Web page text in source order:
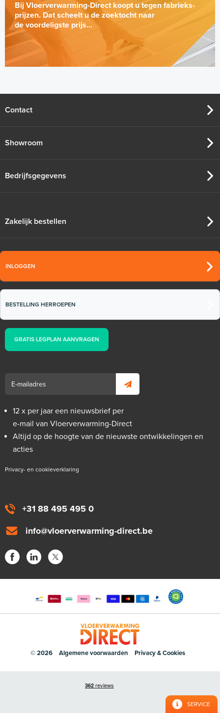
Bij Vloerverwarming-Direct koopt u tegen fabrieks-
prijzen. Dat scheelt u de zoektocht naar
de voordeligste prijs...
+31 88 495 495 0
info@vloerverwarming-direct.be
Contact
Showroom
Bedrijfsgegevens
Zakelijk bestellen
INLOGGEN
BESTELLING HERROEPEN
GRATIS LEGPLAN AANVRAGEN
12 x per jaar een nieuwsbrief per
e-mail van Vloerverwarming-Direct
Altijd op de hoogte van de nieuwste ontwikkelingen en
acties
Privacy- en cookieverklaring
© 2026 Algemene voorwaarden Privacy & Cookies
SERVICE